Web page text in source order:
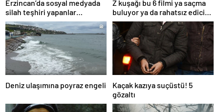
Erzincan’da sosyal medyada
silah teşhiri yapanlar
yakalandı
Z kuşağı bu 6 filmi ya saçma
buluyor ya da rahatsız edici
ve toksik!
Deniz ulaşımına poyraz engeli
Kaçak kazıya suçüstü! 5
gözaltı